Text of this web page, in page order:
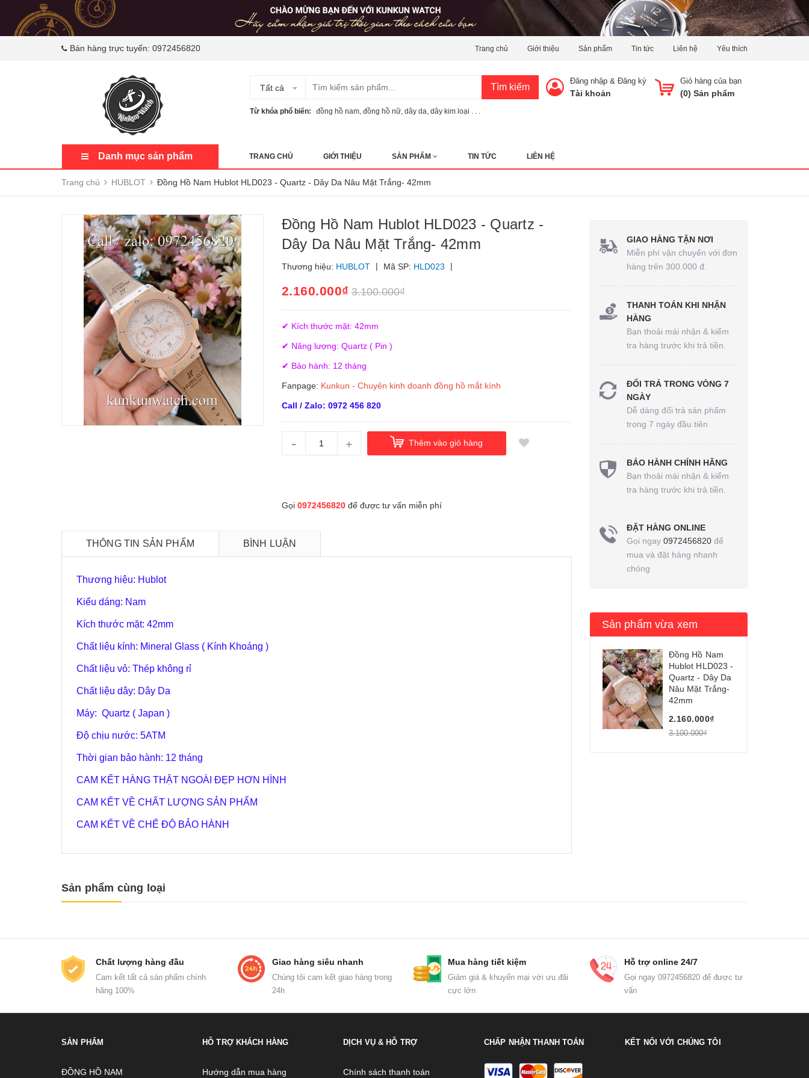
Bán hàng trực tuyến: 0972456820 Trang chủ Giới thiệu Sản phẩm Tin tức Liên hệ Yêu thích
Tất cả Tìm kiếm
Từ khóa phổ biến: đồng hồ nam đồng hồ nữ dây da dây kim loại . . .
Giỏ hàng của bạn
(0) Sản phẩm
Đăng nhập & Đăng ký
Tài khoản
Danh mục sản phẩm TRANG CHỦ GIỚI THIỆU SẢN PHẨM TIN TỨC LIÊN HỆ
Trang chủ HUBLOT Đồng Hồ Nam Hublot HLD023 - Quartz - Dây Da Nâu Mặt Trắng- 42mm
Đồng Hồ Nam Hublot HLD023 - Quartz -
Dây Da Nâu Mặt Trắng- 42mm
Thương hiệu: HUBLOT | Mã SP: HLD023 |
2.160.000₫ 3.100.000₫
✔ Kích thước mặt: 42mm
✔ Năng lượng: Quartz ( Pin )
✔ Bảo hành: 12 tháng
Fanpage: Kunkun - Chuyên kinh doanh đồng hồ mắt kính
Call / Zalo: 0972 456 820
- + Thêm vào giỏ hàng
Gọi 0972456820để được tư vấn miễn phí
THÔNG TIN SẢN PHẨM BÌNH LUẬN
Thương hiệu: Hublot
Kiểu dáng: Nam
Kích thước mặt: 42mm
Chất liệu kính: Mineral Glass ( Kính Khoáng )
Chất liệu vỏ: Thép không rỉ
Chất liệu dây: Dây Da
Máy: Quartz ( Japan )
Độ chịu nước: 5ATM
Thời gian bảo hành: 12 tháng
CAM KẾT HÀNG THẬT NGOÀI ĐẸP HƠN HÌNH
CAM KẾT VỀ CHẤT LƯỢNG SẢN PHẨM
CAM KẾT VỀ CHẾ ĐỘ BẢO HÀNH
GIAO HÀNG TẬN NƠI
Miễn phí vận chuyển với đơn
hàng trên 300.000 đ.
THANH TOÁN KHI NHẬN
HÀNG
Bạn thoải mái nhận & kiểm
tra hàng trước khi trả tiền.
ĐỔI TRẢ TRONG VÒNG 7
NGÀY
Dễ dàng đổi trả sản phẩm
trong 7 ngày đầu tiên
BẢO HÀNH CHÍNH HÃNG
Bạn thoải mái nhận & kiểm
tra hàng trước khi trả tiền.
ĐẶT HÀNG ONLINE
Gọi ngay 0972456820để
mua và đặt hàng nhanh
chóng
Sản phẩm vừa xem
Đồng Hồ Nam
Hublot HLD023 -
Quartz - Dây Da
Nâu Mặt Trắng-
42mm
2.160.000₫
3.100.000₫
Sản phẩm cùng loại
Chất lượng hàng đầu
Cam kết tất cả sản phẩm chính
hãng 100%
Giao hàng siêu nhanh
Chúng tôi cam kết giao hàng trong
24h
Mua hàng tiết kiệm
Giảm giá & khuyến mại với ưu đãi
cực lớn
Hỗ trợ online 24/7
Gọi ngay 0972456820 để được tư
vấn
SẢN PHẨM
ĐỒNG HỒ NAM
HỖ TRỢ KHÁCH HÀNG
Hướng dẫn mua hàng
DỊCH VỤ & HỖ TRỢ
Chính sách thanh toán
CHẤP NHẬN THANH TOÁN KẾT NỐI VỚI CHÚNG TÔI